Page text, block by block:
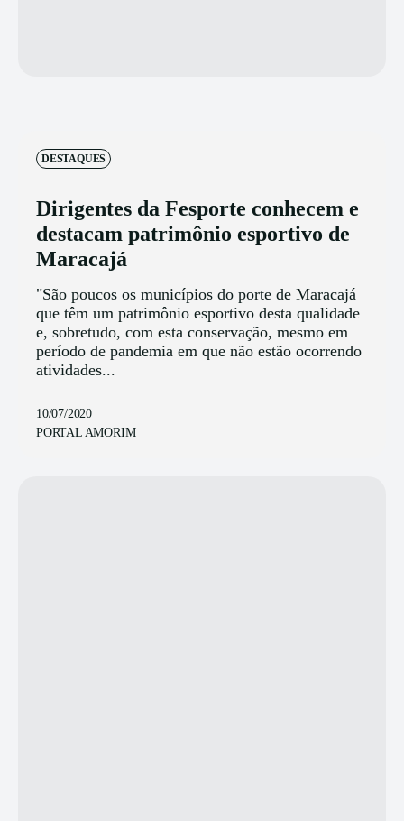
DESTAQUES
Dirigentes da Fesporte conhecem e
destacam patrimônio esportivo de
Maracajá
"São poucos os municípios do porte de Maracajá
que têm um patrimônio esportivo desta qualidade
e, sobretudo, com esta conservação, mesmo em
período de pandemia em que não estão ocorrendo
atividades...
10/07/2020
PORTAL AMORIM